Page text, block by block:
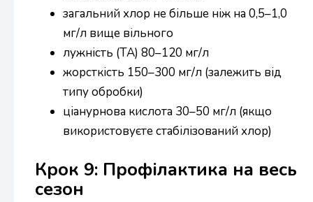
загальний хлор не більше ніж на 0,5–1,0
мг/л вище вільного
лужність (ТА) 80–120 мг/л
жорсткість 150–300 мг/л (залежить від
типу обробки)
ціанурнова кислота 30–50 мг/л (якщо
використовуєте стабілізований хлор)
Крок 9: Профілактика на весь
сезон